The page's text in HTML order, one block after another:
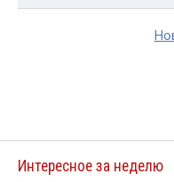
Интересное за неделю